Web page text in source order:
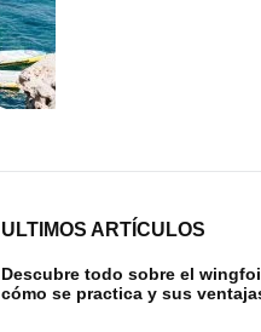
ULTIMOS ARTÍCULOS
Descubre todo sobre el
cómo se practica y sus